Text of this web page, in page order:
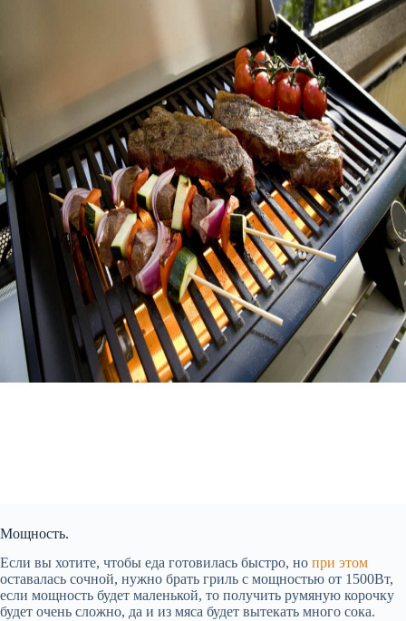
Мощность.
Если вы хотите, чтобы еда готовилась быстро, но при этом
оставалась сочной, нужно брать гриль с мощностью от 1500Вт,
если мощность будет маленькой, то получить румяную корочку
будет очень сложно, да и из мяса будет вытекать много сока.